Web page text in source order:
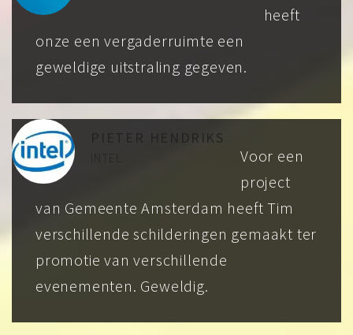
heeft
onze een vergaderruimte een
geweldige uitstraling gegeven.
PIETER HENDRIKS
Voor een
project
van Gemeente Amsterdam heeft Tim
verschillende schilderingen gemaakt ter
promotie van verschillende
evenementen. Geweldig.